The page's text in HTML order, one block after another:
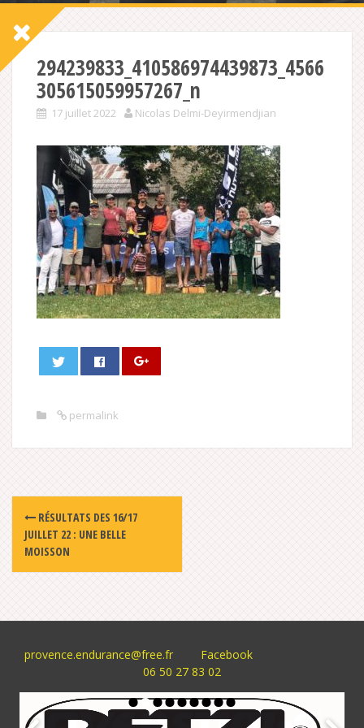
294239833_410586974439873_4566
305615059957267_n
17 juillet 2022 Nicolas Delmi-Deyirmendjian
permalink
Post
navigation
RÉSULTATS DES 16/17
JUILLET 22 : UNE BELLE
MOISSON
provence.endurance@free.fr
Facebook
06 50 27 83 02